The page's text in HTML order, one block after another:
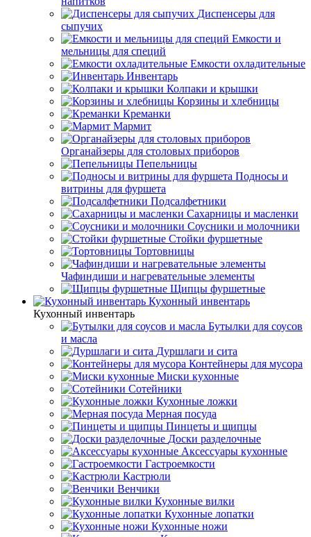
Диспенсеры для
сыпучих
Емкости и
мельницы для специй
Емкости охладительные
Инвентарь
Колпаки и крышки
Корзины и хлебницы
Креманки
Мармит
Органайзеры для столовых приборов
Пепельницы
Подносы и
витрины для фуршета
Подсалфетники
Сахарницы и масленки
Соусники и молочники
Стойки фуршетные
Тортовницы
Чафиндиши и нагревательные элементы
Щипцы фуршетные
Кухонный инвентарь
Кухонный инвентарь
Бутылки для соусов
и масла
Дуршлаги и сита
Контейнеры для мусора
Миски кухонные
Сотейники
Кухонные ложки
Мерная посуда
Пинцеты и щипцы
Доски разделочные
Аксессуары кухонные
Гастроемкости
Кастрюли
Венчики
Кухонные вилки
Кухонные лопатки
Кухонные ножи